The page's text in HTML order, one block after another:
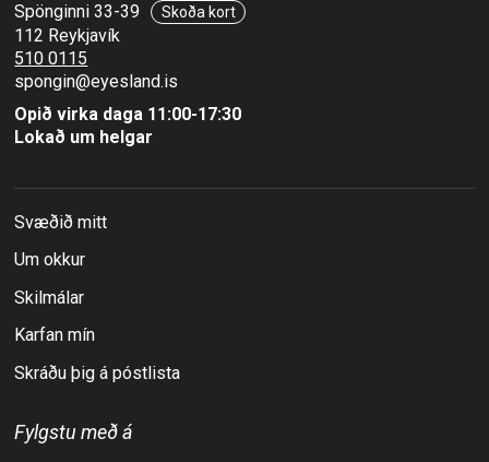
Spönginni 33-39 Skoða kort
112 Reykjavík
510 0115
spongin@eyesland.is
Opið virka daga 11:00-17:30
Lokað um helgar
Svæðið mitt
Um okkur
Skilmálar
Karfan mín
Skráðu þig á póstlista
Fylgstu með á